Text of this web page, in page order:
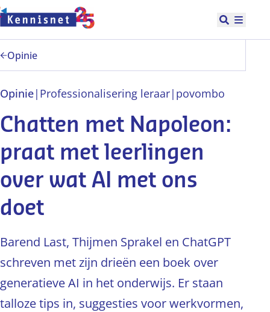
Doorgaan naar hoofdinhoud
Open
Opinie
Opinie| Professionalisering leraar| povombo
Chatten met Napoleon:
praat met leerlingen
over wat AI met ons
doet
Barend Last, Thijmen Sprakel en ChatGPT
schreven met zijn drieën een boek over
generatieve AI in het onderwijs. Er staan
talloze tips in, suggesties voor werkvormen,